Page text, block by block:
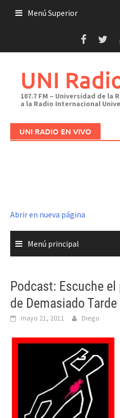
Menú Superior
UNI
107.7 FM – Universidad de la
a la Radio Internacional
UNI RADIO EN VIVO
Abrir en nueva página
Menú principal
Podcast: Escuche
de Demasiado Tarde
mayo 21, 2011 Diego